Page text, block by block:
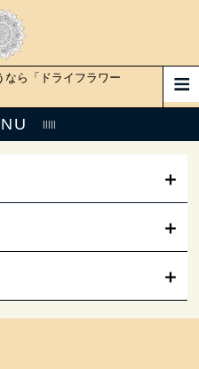
なら「ドライフラワー